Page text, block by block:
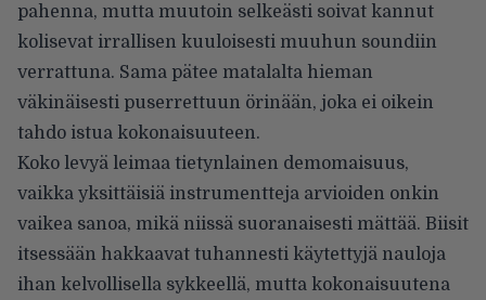
pahenna, mutta muutoin selkeästi soivat kannut
kolisevat irrallisen kuuloisesti muuhun soundiin
verrattuna. Sama pätee matalalta hieman
väkinäisesti puserrettuun örinään, joka ei oikein
tahdo istua kokonaisuuteen.
Koko levyä leimaa tietynlainen demomaisuus,
vaikka yksittäisiä instrumentteja arvioiden onkin
vaikea sanoa, mikä niissä suoranaisesti mättää. Biisit
itsessään hakkaavat tuhannesti käytettyjä nauloja
ihan kelvollisella sykkeellä, mutta kokonaisuutena